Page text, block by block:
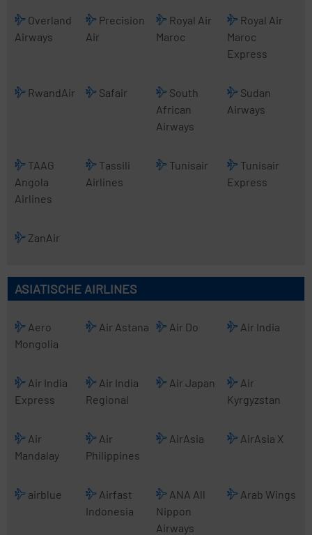
Overland
Airways
Precision
Air
Royal Air
Maroc
Royal Air
Maroc
Express
RwandAir Safair
South
African
Airways
Sudan
Airways
TAAG
Angola
Airlines
Tassili
Airlines
Tunisair
Tunisair
Express
ZanAir
ASIATISCHE AIRLINES
Aero
Mongolia
Air Astana Air Do Air India
Air India
Express
Air India
Regional
Air Japan
Air
Kyrgyzstan
Air
Mandalay
Air
Philippines
AirAsia AirAsia X
airblue
Airfast
Indonesia
ANA All
Nippon
Airways
Arab Wings